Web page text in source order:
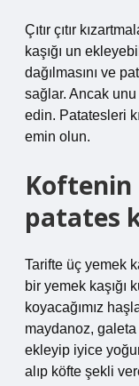
Çıtır çıtır
kaşığı un
dağılmasını ve
sağlar. Ancak
edin. Patatesleri
emin olun.
Koftenin
patates
Tarifte üç yemek
bir yemek kaşığı
koyacağımız
maydanoz,
ekleyip iyice
alıp köfte şekli